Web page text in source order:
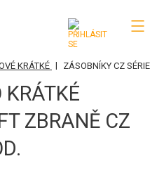
KRÁTKÉ | ZÁSOBNÍKY CZ SÉRIE
ZBRANĚ CZ